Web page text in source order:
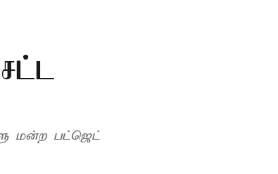
மன்ற பட்ஜெட்